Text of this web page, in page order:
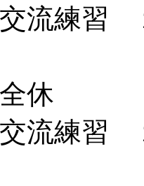
流練習
休
流練習